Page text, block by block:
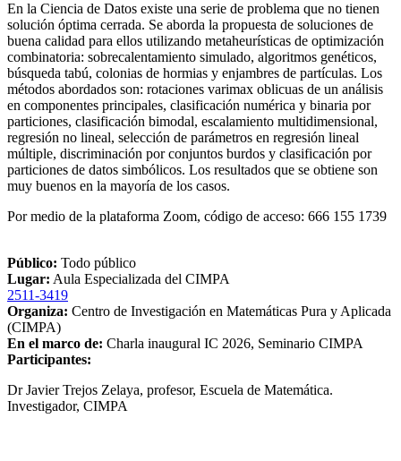
En la Ciencia de Datos existe una serie de problema que no tienen
solución óptima cerrada. Se aborda la propuesta de soluciones de
buena calidad para ellos utilizando metaheurísticas de optimización
combinatoria: sobrecalentamiento simulado, algoritmos genéticos,
búsqueda tabú, colonias de hormias y enjambres de partículas. Los
métodos abordados son: rotaciones varimax oblicuas de un análisis
en componentes principales, clasificación numérica y binaria por
particiones, clasificación bimodal, escalamiento multidimensional,
regresión no lineal, selección de parámetros en regresión lineal
múltiple, discriminación por conjuntos burdos y clasificación por
particiones de datos simbólicos. Los resultados que se obtiene son
muy buenos en la mayoría de los casos.
Por medio de la plataforma Zoom, código de acceso: 666 155 1739
Público: Todo público
Lugar: Aula Especializada del CIMPA
2511-3419
Organiza: Centro de Investigación en Matemáticas Pura y Aplicada
(CIMPA)
En el marco de: Charla inaugural IC 2026, Seminario CIMPA
Participantes:
Dr Javier Trejos Zelaya, profesor, Escuela de Matemática.
Investigador, CIMPA